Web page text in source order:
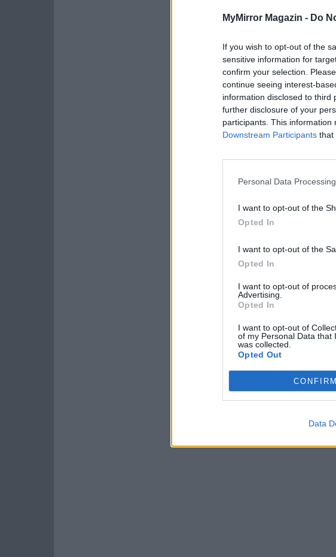
MyMirror Magazin - Do
If you wish to opt-out of the
sensitive information for
confirm your selection.
continue seeing interest-
information disclosed to third
further disclosure of your
participants. This
Downstream Participants that
Personal Data
I want to opt-out of the
Opted In
I want to opt-out of the
Opted In
I want to opt-out of
Advertising.
Opted In
I want to opt-out of
of my Personal Data that
was collected.
Opted Out
CONFIRM
Data